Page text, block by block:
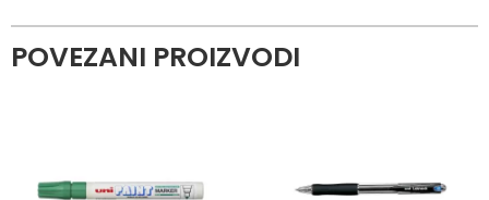
POVEZANI PROIZVODI